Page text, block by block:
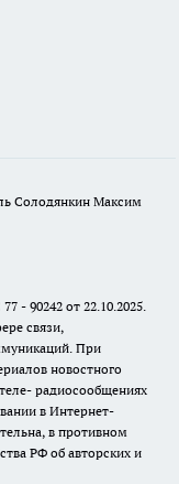
Солодянкин Максим
- 90242 от 22.10.2025.
связи,
При
новостного
радиосообщениях
в Интернет-
в противном
РФ об авторских и